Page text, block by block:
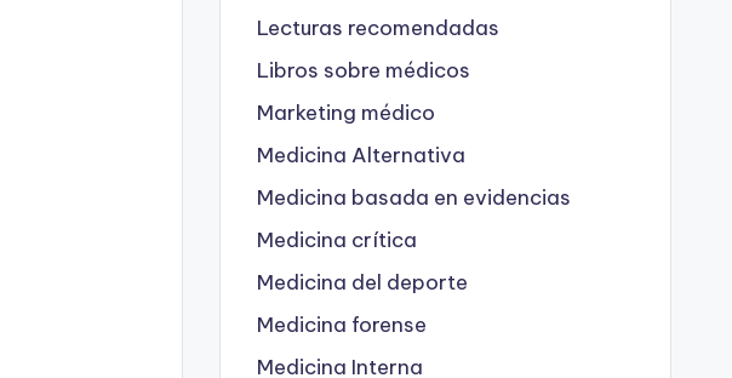
Lecturas recomendadas
Libros sobre médicos
Marketing médico
Medicina Alternativa
Medicina basada en evidencias
Medicina crítica
Medicina del deporte
Medicina forense
Medicina Interna